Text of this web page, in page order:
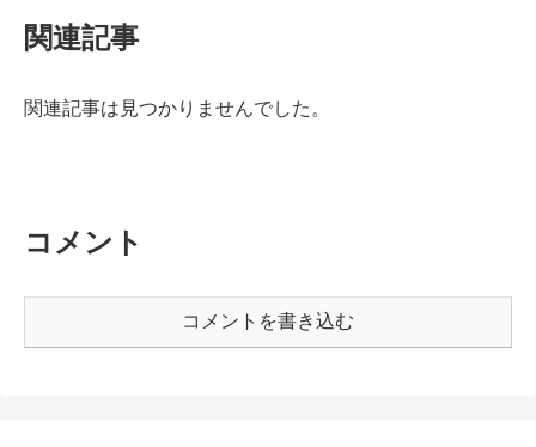
関連記事
関連記事は見つかりませんでした。
コメント
コメントを書き込む